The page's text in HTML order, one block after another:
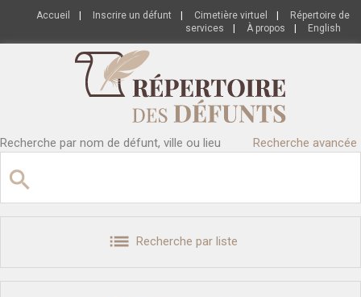
Accueil Inscrire un défunt Cimetière virtuel
Répertoire de
services
À propos English
Recherche par nom de défunt, ville ou lieu Recherche avancée
Recherche par liste